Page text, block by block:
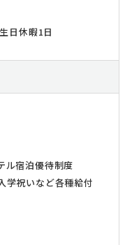
日休暇1日
ル宿泊優待制度
学祝いなど各種給付